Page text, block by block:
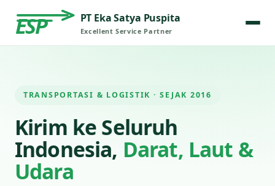
ESP PT Eka Satya Puspita
Excellent Service Partner
TRANSPORTASI & LOGISTIK · SEJAK 2016
Kirim ke Seluruh
Indonesia, Darat, Laut &
Udara